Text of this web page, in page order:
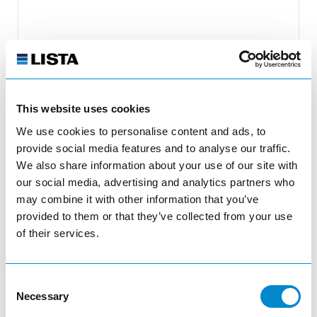
This website uses cookies
We use cookies to personalise content and ads, to
provide social media features and to analyse our traffic.
We also share information about your use of our site with
our social media, advertising and analytics partners who
may combine it with other information that you’ve
provided to them or that they’ve collected from your use
of their services.
Selection
Necessary
Porte-outils
12.877.000
Porte-outils ISO-SK 45 avec fermeture à clapet,
pour exemple d'occupation F, rouge